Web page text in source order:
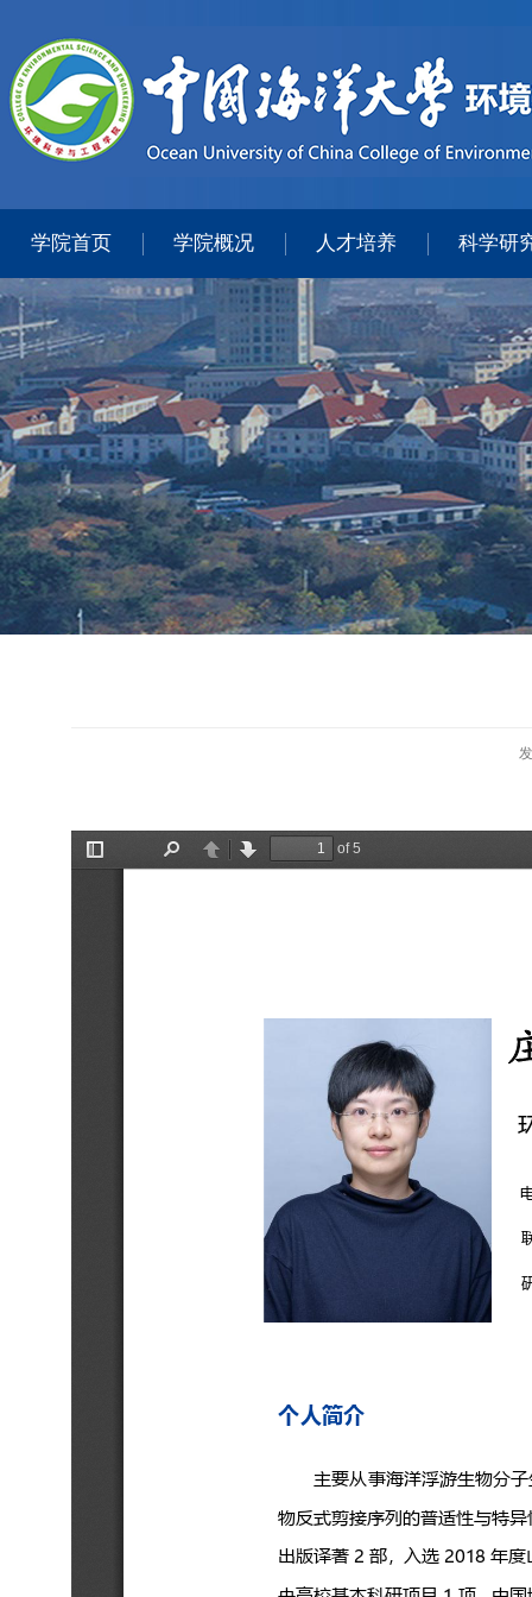
学院首页 学院概况 人才培养 科学研